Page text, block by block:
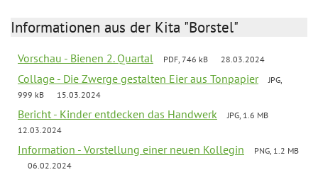
Informationen aus der Kita "Borstel"
Vorschau - Bienen 2. Quartal PDF, 746 kB 28.03.2024
Collage - Die Zwerge gestalten Eier aus Tonpapier
JPG,
999 kB
15.03.2024
Bericht - Kinder entdecken das Handwerk
JPG, 1.6 MB
12.03.2024
Information - Vorstellung einer neuen Kollegin
PNG, 1.2 MB
06.02.2024